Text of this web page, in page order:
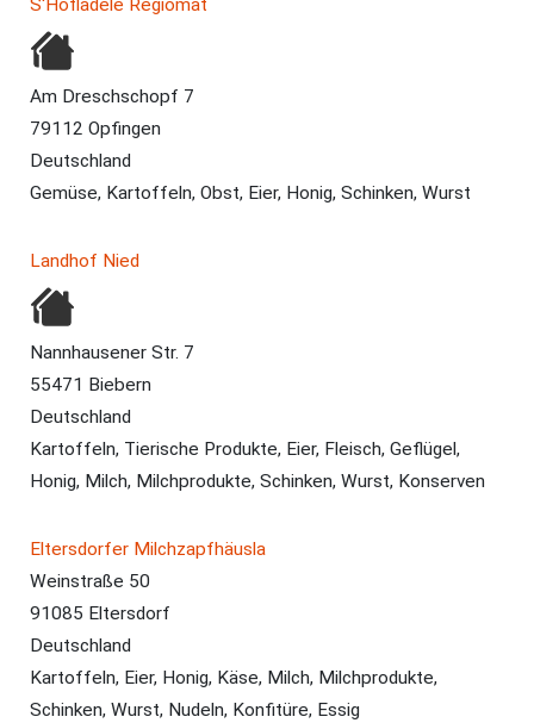
S'Hoflädele Regiomat
Am Dreschschopf 7
79112 Opfingen
Deutschland
Gemüse, Kartoffeln, Obst, Eier, Honig, Schinken, Wurst
Landhof Nied
Nannhausener Str. 7
55471 Biebern
Deutschland
Kartoffeln, Tierische Produkte, Eier, Fleisch, Geflügel,
Honig, Milch, Milchprodukte, Schinken, Wurst, Konserven
Eltersdorfer Milchzapfhäusla
Weinstraße 50
91085 Eltersdorf
Deutschland
Kartoffeln, Eier, Honig, Käse, Milch, Milchprodukte,
Schinken, Wurst, Nudeln, Konfitüre, Essig